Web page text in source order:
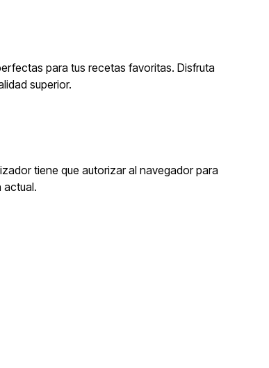
para tus recetas favoritas. Disfruta
superior.
tiene que autorizar al navegador para
actual.